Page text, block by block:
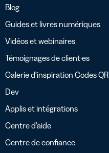
Blog
Guides et livres numériques
Vidéos et webinaires
Témoignages de client·es
Galerie d’inspiration Codes QR
Dev
Applis et intégrations
Centre d’aide
Centre de confiance